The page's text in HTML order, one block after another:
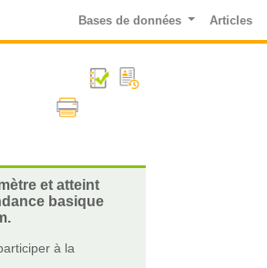
Bases de données Articles
et atteint
basique
à la